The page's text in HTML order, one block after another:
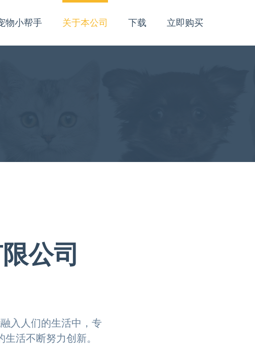
物小帮手 关于本公司 下载 立即购买
公司
入人们的生活中，专
活不断努力创新。